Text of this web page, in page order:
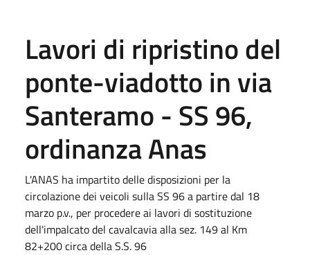
Lavori di ripristino del
ponte-viadotto in via
Santeramo - SS 96,
ordinanza Anas
L'ANAS ha impartito delle disposizioni per la
circolazione dei veicoli sulla SS 96 a partire dal 18
marzo p.v., per procedere ai lavori di sostituzione
dell'impalcato del cavalcavia alla sez. 149 al Km
82+200 circa della S.S. 96